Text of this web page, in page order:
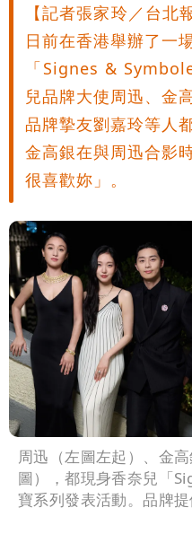
【記者張家玲／台北
日前在香港舉辦了一
「Signes &
兒品牌大使周迅、金
品牌摯友劉嘉玲等人
金高銀在與周迅合影
很喜歡妳」。
周迅（左圖左起）、金
圖），都現身香奈兒「
寶系列發表活動。品牌